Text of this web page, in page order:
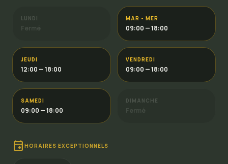
LUNDI
Fermé
MAR - MER
09:00 — 18:00
JEUDI
12:00 — 18:00
VENDREDI
09:00 — 18:00
SAMEDI
09:00 — 18:00
DIMANCHE
Fermé
event HORAIRES EXCEPTIONNELS